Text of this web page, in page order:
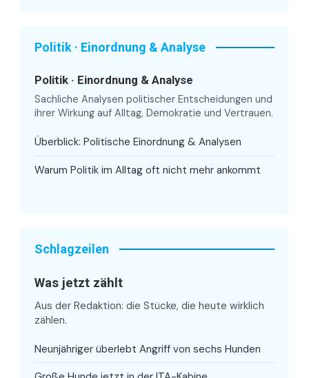
Politik · Einordnung & Analyse
Politik · Einordnung & Analyse
Sachliche Analysen politischer Entscheidungen und
ihrer Wirkung auf Alltag, Demokratie und Vertrauen.
Überblick: Politische Einordnung & Analysen
Warum Politik im Alltag oft nicht mehr ankommt
Schlagzeilen
Was jetzt zählt
Aus der Redaktion: die Stücke, die heute wirklich
zählen.
Neunjähriger überlebt Angriff von sechs Hunden